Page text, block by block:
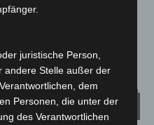
juristische Person,
andere Stelle außer der
dem
Personen, die unter der
des Verantwortlichen